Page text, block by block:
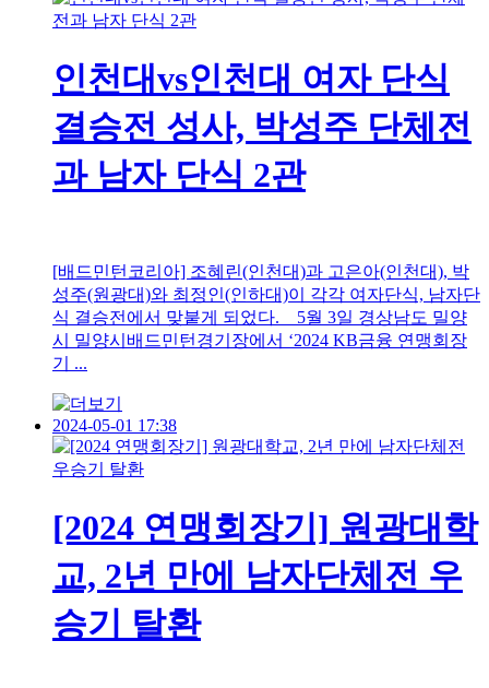
인천대vs인천대 여자 단식
결승전 성사, 박성주 단체전
과 남자 단식 2관
[배드민턴코리아] 조혜린(인천대)과 고은아(인천대), 박
성주(원광대)와 최정인(인하대)이 각각 여자단식, 남자단
식 결승전에서 맞붙게 되었다. 5월 3일 경상남도 밀양
시 밀양시배드민턴경기장에서 ‘2024 KB금융 연맹회장
기 ...
2024-05-01 17:38
[2024 연맹회장기] 원광대학
교, 2년 만에 남자단체전 우
승기 탈환